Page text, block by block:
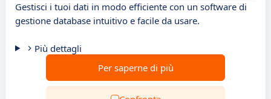
Gestisci i tuoi dati in modo efficiente con un software di
gestione database intuitivo e facile da usare.
Più dettagli
Per saperne di più